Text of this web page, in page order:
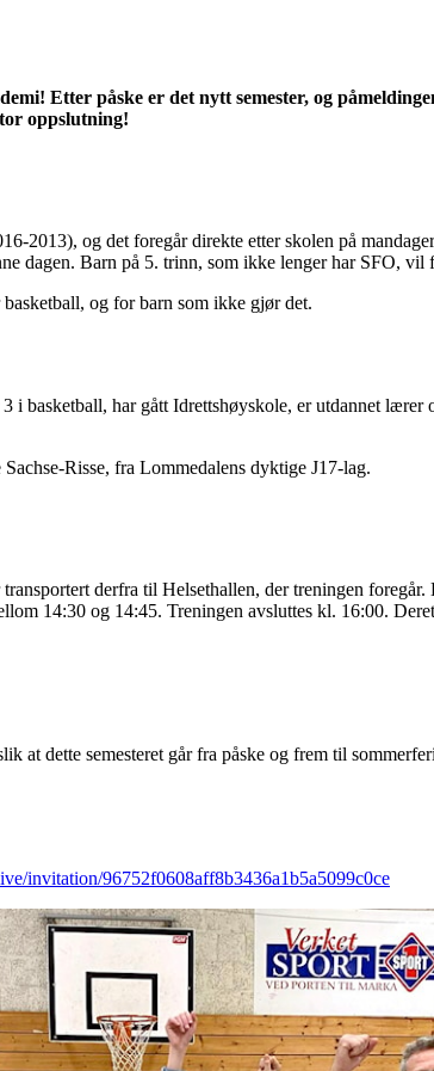
Etter påske er det nytt semester, og
oppslutning!
2013), og det foregår direkte etter skolen på
dagen. Barn på 5. trinn, som ikke lenger har SFO, vil
og for barn som ikke gjør det.
i basketball, har gått Idrettshøyskole, er utdannet lærer
Risse, fra Lommedalens dyktige J17-lag.
derfra til Helsethallen, der treningen
14:30 og 14:45. Treningen avsluttes kl. 16:00.
at dette semesteret går fra påske og frem til
invitation/96752f0608aff8b3436a1b5a5099c0ce